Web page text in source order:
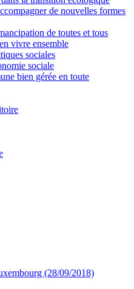
de nouvelles formes
de toutes et tous
vivre ensemble
sociales
sociale
bien gérée en toute